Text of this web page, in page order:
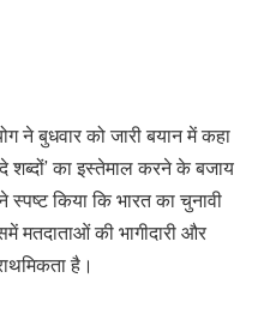
ने बुधवार को जारी बयान में कहा
शब्दों’ का इस्तेमाल करने के बजाय
किया कि भारत का चुनावी
मतदाताओं की भागीदारी और
है।